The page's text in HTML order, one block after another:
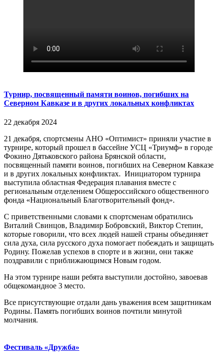
Турнир, посвященный памяти воинов, погибших на
Северном Кавказе и в других локальных конфликтах
22 декабря 2024
21 декабря, спортсмены АНО «Оптимист» приняли участие в
турнире, который прошел в бассейне УСЦ «Триумф» в городе
Фокино Дятьковского района Брянской области,
посвященный памяти воинов, погибших на Северном Кавказе
и в других локальных конфликтах. Инициатором турнира
выступила областная Федерация плавания вместе с
региональным отделением Общероссийского общественного
фонда «Национальный Благотворительный фонд».
С приветственными словами к спортсменам обратились
Виталий Свинцов, Владимир Бобровский, Виктор Степин,
которые говорили, что всех людей нашей страны объединяет
сила духа, сила русского духа помогает побеждать и защищать
Родину. Пожелав успехов в спорте и в жизни, они также
поздравили с приближающимся Новым годом.
На этом турнире наши ребята выступили достойно, завоевав
общекомандное 3 место.
Все присутствующие отдали дань уважения всем защитникам
Родины. Память погибших воинов почтили минутой
молчания.
Фестиваль «Дружба»